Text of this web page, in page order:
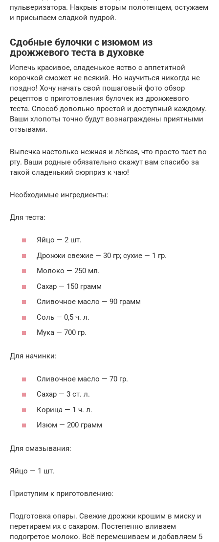
пульверизатора. Накрыв вторым полотенцем, остужаем
и присыпаем сладкой пудрой.
Сдобные булочки с изюмом из
дрожжевого теста в духовке
Испечь красивое, сладенькое яство с аппетитной
корочкой сможет не всякий. Но научиться никогда не
поздно! Хочу начать свой пошаговый фото обзор
рецептов с приготовления булочек из дрожжевого
теста. Способ довольно простой и доступный каждому.
Ваши хлопоты точно будут вознаграждены приятными
отзывами.
Выпечка настолько нежная и лёгкая, что просто тает во
рту. Ваши родные обязательно скажут вам спасибо за
такой сладенький сюрприз к чаю!
Необходимые ингредиенты:
Для теста:
Яйцо — 2 шт.
Дрожжи свежие — 30 гр; сухие — 1 гр.
Молоко — 250 мл.
Сахар — 150 грамм
Сливочное масло — 90 грамм
Соль — 0,5 ч. л.
Мука — 700 гр.
Для начинки:
Сливочное масло — 70 гр.
Сахар — 3 ст. л.
Корица — 1 ч. л.
Изюм — 200 грамм
Для смазывания:
Яйцо — 1 шт.
Приступим к приготовлению:
Подготовка опары. Свежие дрожжи крошим в миску и
перетираем их с сахаром. Постепенно вливаем
подогретое молоко. Всё перемешиваем и добавляем 5